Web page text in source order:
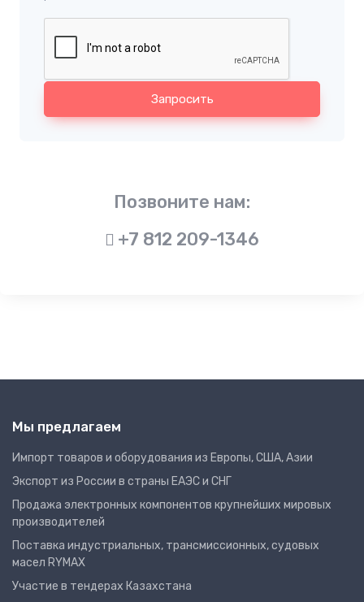
Запросить
Позвоните нам:
+7 812 209-1346
Мы предлагаем
Импорт товаров и оборудования из Европы, США, Азии
Экспорт из России в страны ЕАЭС и СНГ
Продажа электронных компонентов крупнейших мировых
производителей
Поставка индустриальных, трансмиссионных, судовых
масел RYMAX
Участие в тендерах Казахстана